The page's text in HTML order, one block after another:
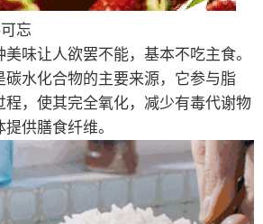
忘
让人欲罢不能，基本不吃主食。
碳水化合物的主要来源，它参与脂
程，使其完全氧化，减少有毒代谢物
供膳食纤维。